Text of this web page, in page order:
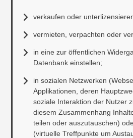
verkaufen oder
vermieten, verpachten oder
in eine zur öffentlichen
Datenbank einstellen;
in sozialen Netzwerken
Applikationen, deren
soziale Interaktion der Nutzer
diesem Zusammenhang
teilen oder auszutauschen)
(virtuelle Treffpunkte um